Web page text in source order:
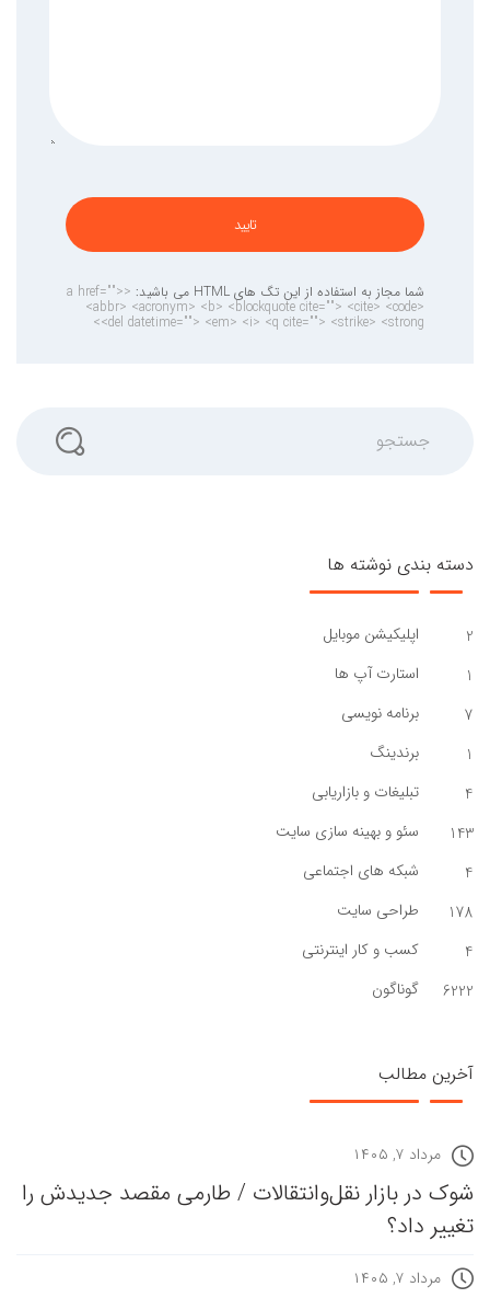
تایید
شما مجاز به استفاده از این تگ های HTML می باشید: <a href="">
<abbr> <acronym> <b> <blockquote cite=""> <cite> <code>
<del datetime=""> <em> <i> <q cite=""> <strike> <strong>
دسته بندی نوشته ها
2
اپلیکیشن موبایل
1
استارت آپ ها
7
برنامه نویسی
1
برندینگ
4
تبلیغات و بازاریابی
143
سئو و بهینه سازی سایت
4
شبکه های اجتماعی
178
طراحی سایت
4
کسب و کار اینترنتی
6222
گوناگون
آخرین مطالب
مرداد ۷, ۱۴۰۵
شوک در بازار نقل‌وانتقالات / طارمی مقصد جدیدش را
تغییر داد؟
مرداد ۷, ۱۴۰۵